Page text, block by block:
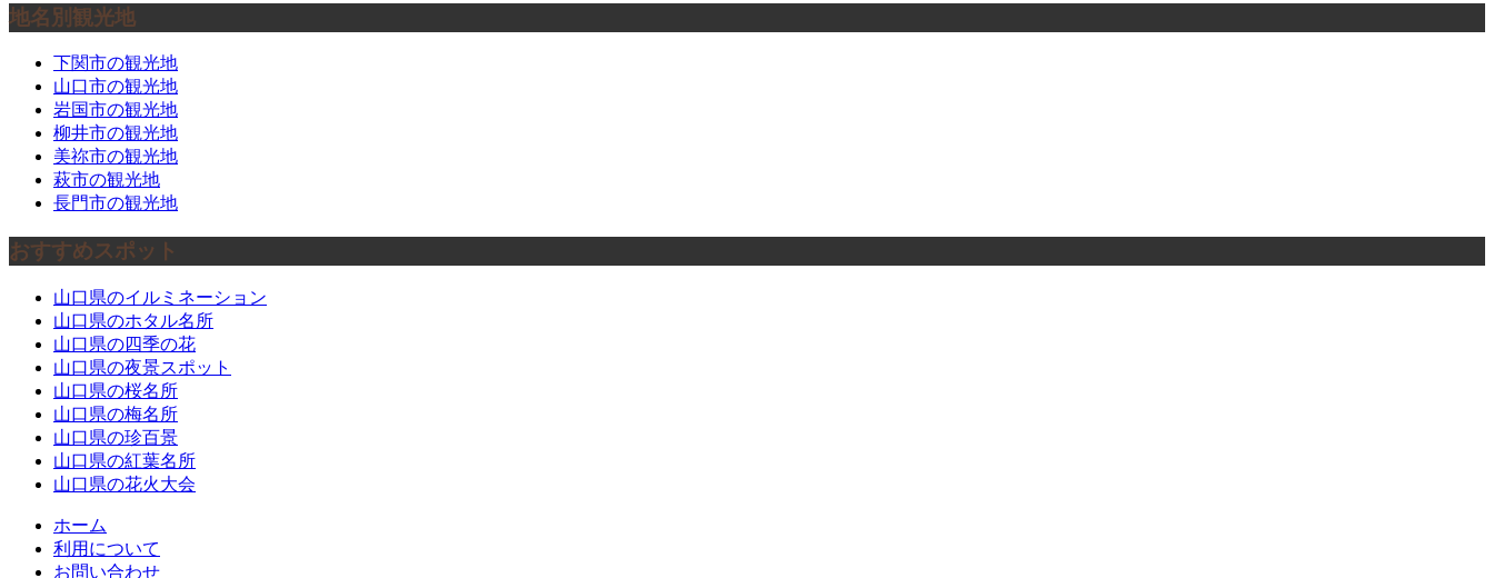
地名別観光地
下関市の観光地
山口市の観光地
岩国市の観光地
柳井市の観光地
美祢市の観光地
萩市の観光地
長門市の観光地
おすすめスポット
山口県のイルミネーション
山口県のホタル名所
山口県の四季の花
山口県の夜景スポット
山口県の桜名所
山口県の梅名所
山口県の珍百景
山口県の紅葉名所
山口県の花火大会
ホーム
利用について
お問い合わせ